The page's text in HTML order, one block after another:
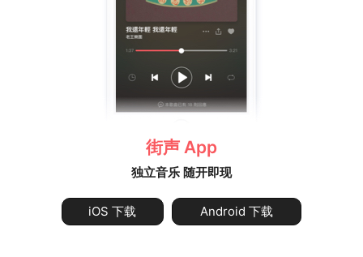
街声 App
独立音乐 随开即现
iOS 下载 Android 下载